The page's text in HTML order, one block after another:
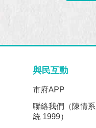
與民互動
市府APP
聯絡我們（陳情系
統 1999）